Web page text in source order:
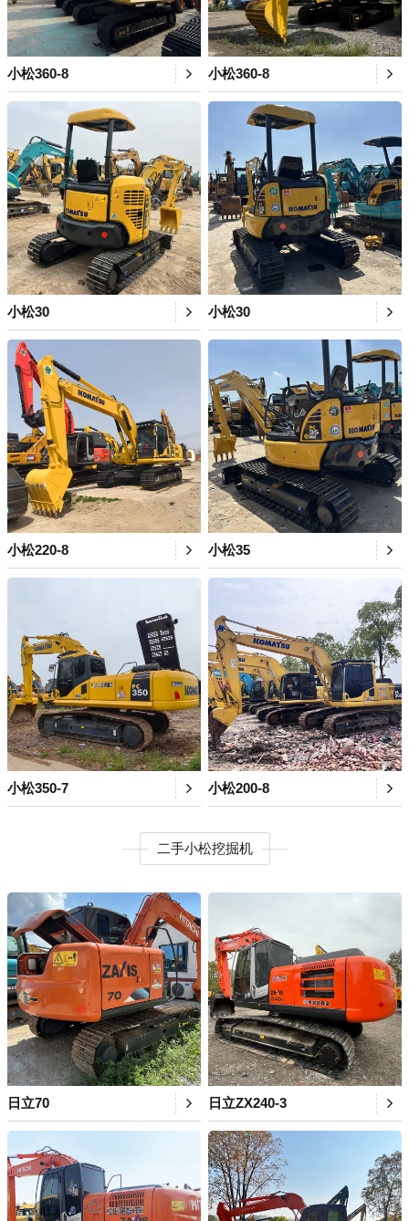
小松360-8 小松360-8
小松30 小松30
小松220-8 小松35
小松350-7 小松200-8
二手小松挖掘机
日立70 日立ZX240-3